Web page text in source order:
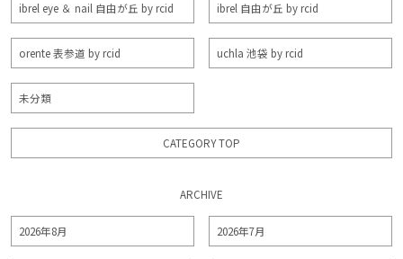
ibrel eye ＆ nail 自由が丘 by rcid ibrel 自由が丘 by rcid
orente 表参道 by rcid uchla 池袋 by rcid
未分類
CATEGORY TOP
ARCHIVE
2026年8月 2026年7月